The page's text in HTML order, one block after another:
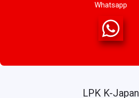
Whatsapp
LPK K-Japan